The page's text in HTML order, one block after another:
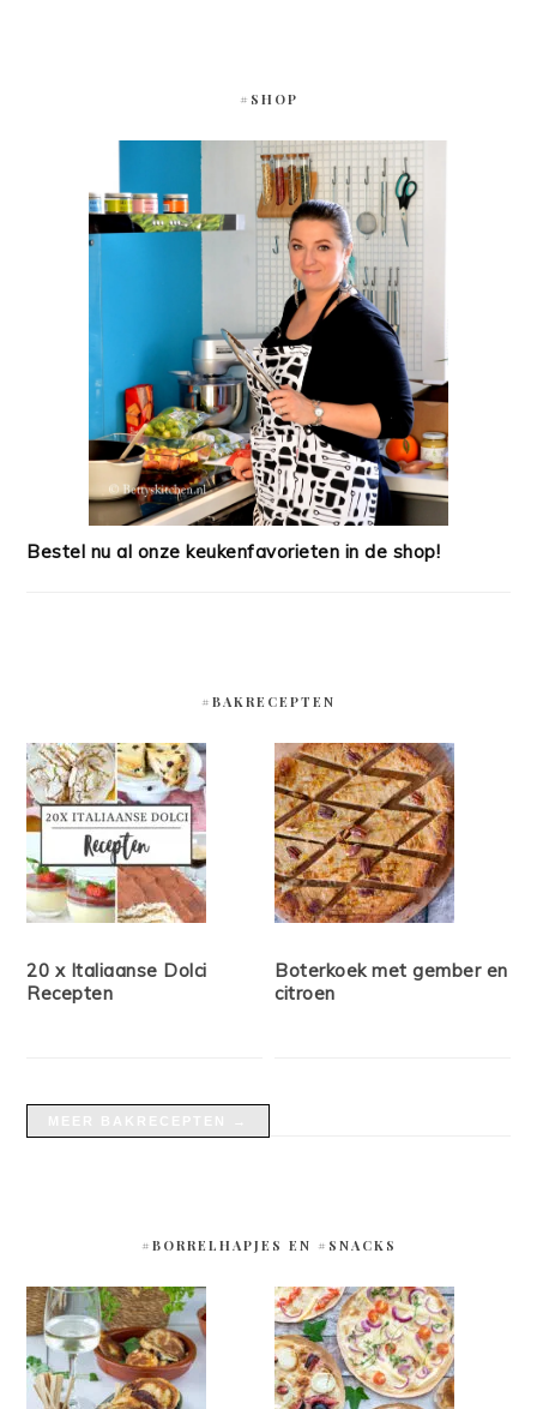
#SHOP
Bestel nu al onze keukenfavorieten in de shop!
#BAKRECEPTEN
20 x Italiaanse Dolci
Recepten
Boterkoek met gember en
citroen
#BORRELHAPJES EN #SNACKS